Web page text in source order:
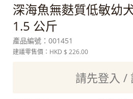
深海魚無麩質低敏幼
1.5 公斤
產品編號： 001451
建議零售價：HKD $ 226.00
請先登入 /